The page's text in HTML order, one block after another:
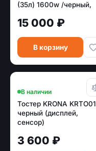
(35л) 1600w /черный,
сенсор>
15 000 ₽
В корзину
В наличии
Тостер KRONA KRTO01
черный (дисплей,
сенсор)
3 600 ₽